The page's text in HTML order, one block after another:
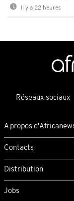
Il y a 22 heures
Réseaux sociaux
A propos
Contacts
Distribution
Jobs